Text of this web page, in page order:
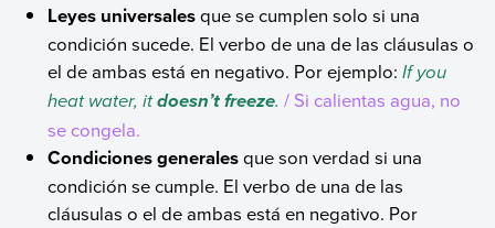
Leyes universalesque se cumplen solo si una
condición sucede. El verbo de una de las cláusulas o
el de ambas está en negativo. Por ejemplo:If you
heat water, itdoesn’t freeze. / Si calientas agua, no
se congela.
Condiciones generalesque son verdad si una
condición se cumple. El verbo de una de las
cláusulas o el de ambas está en negativo. Por